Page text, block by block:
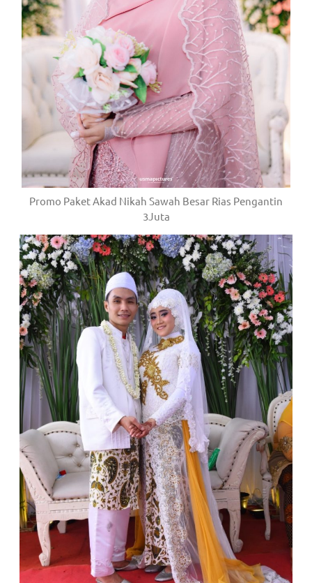
Promo Paket Akad Nikah Sawah Besar Rias Pengantin
3Juta